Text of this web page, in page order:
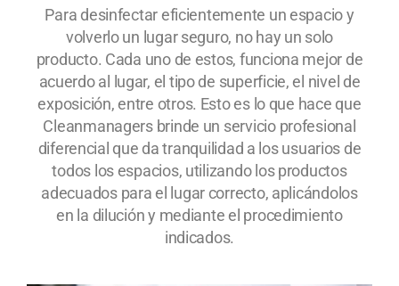
Para desinfectar eficientemente un espacio y
volverlo un lugar seguro, no hay un solo
producto. Cada uno de estos, funciona mejor de
acuerdo al lugar, el tipo de superficie, el nivel de
exposición, entre otros. Esto es lo que hace que
Cleanmanagers brinde un servicio profesional
diferencial que da tranquilidad a los usuarios de
todos los espacios, utilizando los productos
adecuados para el lugar correcto, aplicándolos
en la dilución y mediante el procedimiento
indicados.